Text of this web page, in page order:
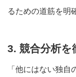
るための道筋を明
3. 競合分析を
「他にはない独